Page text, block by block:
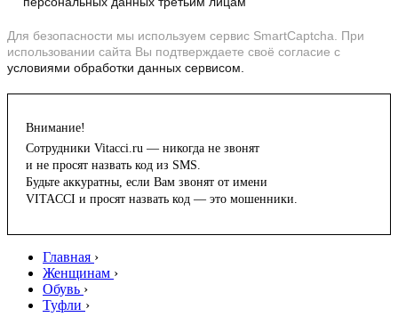
Для безопасности мы используем сервис SmartCaptcha. При
использовании сайта Вы подтверждаете своё согласие с
условиями обработки данных сервисом.
Внимание!
Сотрудники Vitacci.ru — никогда не звонят
и не просят назвать код из SMS.
Будьте аккуратны, если Вам звонят от имени
VITACCI и просят назвать код — это мошенники.
Главная ›
Женщинам ›
Обувь ›
Туфли ›